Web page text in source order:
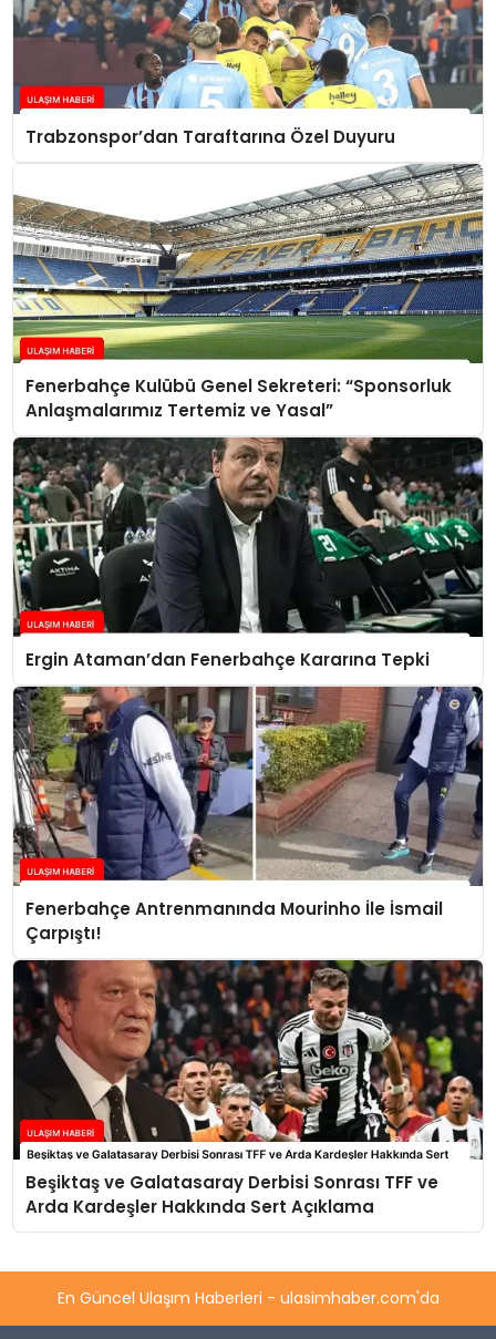
Trabzonspor’dan Taraftarına Özel Duyuru
Fenerbahçe Kulübü Genel Sekreteri: “Sponsorluk
Anlaşmalarımız Tertemiz ve Yasal”
Ergin Ataman’dan Fenerbahçe Kararına Tepki
Fenerbahçe Antrenmanında Mourinho İle İsmail
Çarpıştı!
Beşiktaş ve Galatasaray Derbisi Sonrası TFF ve
Arda Kardeşler Hakkında Sert Açıklama
En Güncel Ulaşım Haberleri - ulasimhaber.com'da